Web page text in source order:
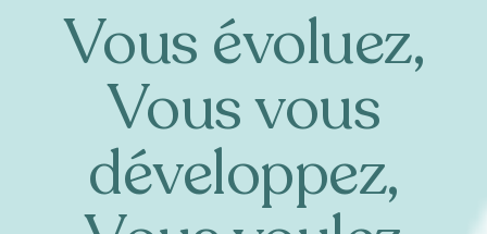
Vous évoluez,
Vous vous
développez,